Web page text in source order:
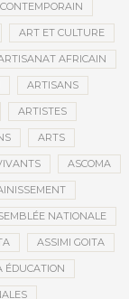
ART ET CULTURE
AFRICAIN
ARTISANS
ARTISTES
ARTS
ASCOMA
NATIONALE
ASSIMI GOITA
ÉDUCATION